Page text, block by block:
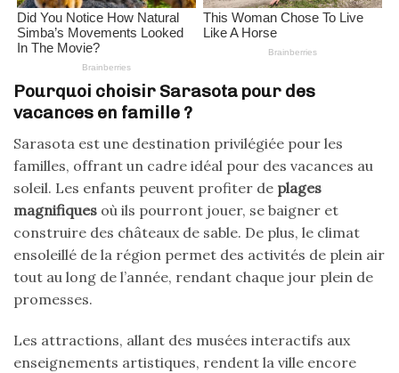
Pourquoi choisir Sarasota pour des
vacances en famille ?
Sarasota est une destination privilégiée pour les
familles, offrant un cadre idéal pour des vacances au
soleil. Les enfants peuvent profiter de plages
magnifiques où ils pourront jouer, se baigner et
construire des châteaux de sable. De plus, le climat
ensoleillé de la région permet des activités de plein air
tout au long de l’année, rendant chaque jour plein de
promesses.
Les attractions, allant des musées interactifs aux
enseignements artistiques, rendent la ville encore